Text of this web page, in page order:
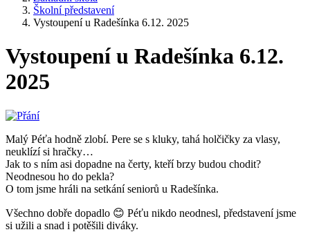
Školní představení
Vystoupení u Radešínka 6.12. 2025
Vystoupení u Radešínka 6.12.
2025
Malý Péťa hodně zlobí. Pere se s kluky, tahá holčičky za vlasy,
neuklízí si hračky…
Jak to s ním asi dopadne na čerty, kteří brzy budou chodit?
Neodnesou ho do pekla?
O tom jsme hráli na setkání seniorů u Radešínka.
Všechno dobře dopadlo 😊 Péťu nikdo neodnesl, představení jsme
si užili a snad i potěšili diváky.